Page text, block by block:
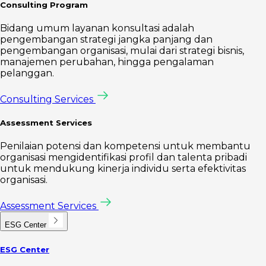
Consulting Program
Bidang umum layanan konsultasi adalah
pengembangan strategi jangka panjang dan
pengembangan organisasi, mulai dari strategi bisnis,
manajemen perubahan, hingga pengalaman
pelanggan.
Consulting Services
Assessment Services
Penilaian potensi dan kompetensi untuk membantu
organisasi mengidentifikasi profil dan talenta pribadi
untuk mendukung kinerja individu serta efektivitas
organisasi.
Assessment Services
ESG Center
ESG Center